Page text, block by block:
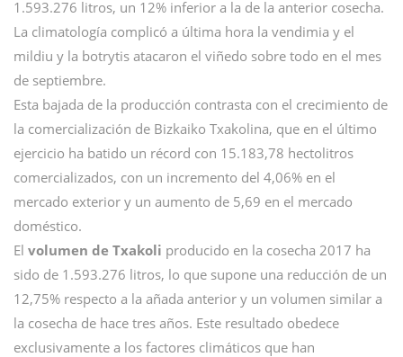
1.593.276 litros, un 12% inferior a la de la anterior cosecha.
La climatología complicó a última hora la vendimia y el
mildiu y la botrytis atacaron el viñedo sobre todo en el mes
de septiembre.
Esta bajada de la producción contrasta con el crecimiento de
la comercialización de Bizkaiko Txakolina, que en el último
ejercicio ha batido un récord con 15.183,78 hectolitros
comercializados, con un incremento del 4,06% en el
mercado exterior y un aumento de 5,69 en el mercado
doméstico.
El volumen de Txakoli producido en la cosecha 2017 ha
sido de 1.593.276 litros, lo que supone una reducción de un
12,75% respecto a la añada anterior y un volumen similar a
la cosecha de hace tres años. Este resultado obedece
exclusivamente a los factores climáticos que han